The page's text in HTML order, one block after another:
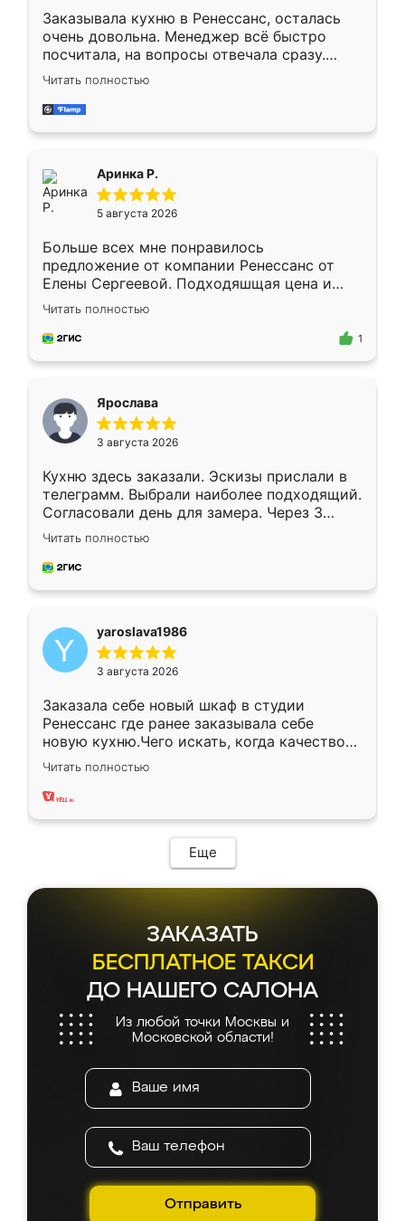
Заказывала кухню в Ренессанс, осталась
очень довольна. Менеджер всё быстро
посчитала, на вопросы отвечала сразу.
Замерщик приехал в субботу, подошёл к
делу со всей ответственностью. Собрали
за день, ребята работали аккуратно, даже
Читать полностью
Аринка Р.
5 августа 2026
Больше всех мне понравилось
предложение от компании Ренессанс от
Елены Сергеевой. Подходяшщая цена и
короткие сроки изготовления. Приехавший
для замера сотрудник Владислав
предложил по моему эскизу самый
Читать полностью
1
Ярослава
3 августа 2026
Кухню здесь заказали. Эскизы прислали в
телеграмм. Выбрали наиболее подходящий.
Согласовали день для замера. Через 3
недели кухня была уже готова. Остались
довольны работой. Спасибо Ренессанс
мебель за качественную работу!
Читать полностью
yaroslava1986
3 августа 2026
Заказала себе новый шкаф в студии
Ренессанс где ранее заказывала себе
новую кухню.Чего искать, когда качеством
вполне довольна. Служит кухня уже почти
два года, нареканий нет.
Читать полностью
Еще
ЗАКАЗАТЬ
БЕСПЛАТНОЕ ТАКСИ
ДО НАШЕГО САЛОНА
Из любой точки Москвы и
Московской области!
Отправить